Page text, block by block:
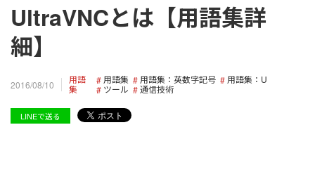
UltraVNCとは【用語集詳
細】
2016/08/10
用語
集
用語集 用語集：英数字記号
用語集：U
ツール
通信技術
LINEで送る